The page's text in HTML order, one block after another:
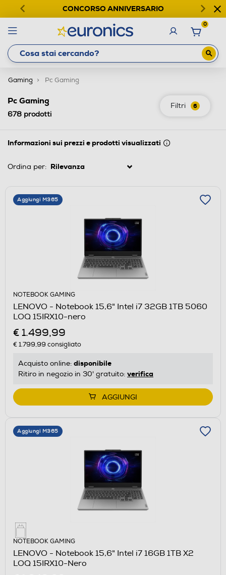
CONCORSO ANNIVERSARIO
0
Gaming Pc Gaming
Filtri 6
Pc Gaming
678 prodotti
Informazioni sui prezzi e prodotti visualizzati
Ordina per:
Aggiungi M365
NOTEBOOK GAMING
LENOVO - Notebook 15,6" Intel i7 32GB 1TB 5060
LOQ 15IRX10-nero
€ 1.499,99
€ 1.799,99 consigliato
Acquisto online: disponibile
Ritiro in negozio in 30' gratuito: verifica
AGGIUNGI
Aggiungi M365
NOTEBOOK GAMING
LENOVO - Notebook 15,6" Intel i7 16GB 1TB X2
LOQ 15IRX10-Nero